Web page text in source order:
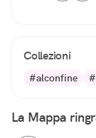
Collezioni
#alconfine
La Mappa